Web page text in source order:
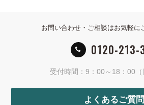
お問い合わせ・ご相談はお気軽に
0120-213-
受付時間：9：00～18：00（
よくあるご質問